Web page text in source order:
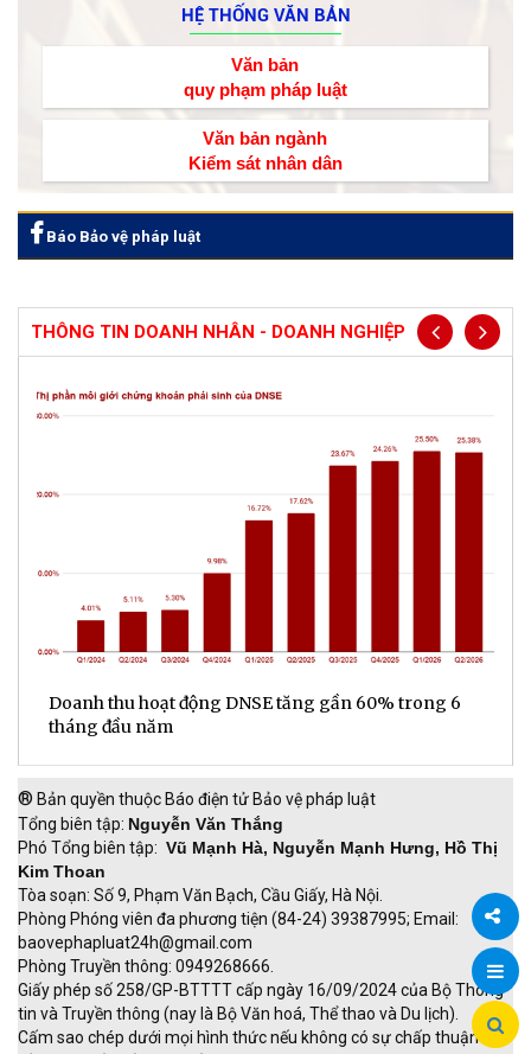
Chia
HỆ THỐNG VĂN BẢN
Văn bản
quy phạm pháp luật
Văn bản ngành
Kiểm sát nhân dân
Báo Bảo vệ pháp luật
THÔNG TIN DOANH NHÂN - DOANH NGHIỆP
Doanh thu hoạt động DNSE tăng gần 60% trong 6
tháng đầu năm
® Bản quyền thuộc Báo điện tử Bảo vệ pháp luật
Tổng biên tập: Nguyễn Văn Thắng
Phó Tổng biên tập: Vũ Mạnh Hà, Nguyễn Mạnh Hưng, Hồ Thị
Kim Thoan
Tòa soạn: Số 9, Phạm Văn Bạch, Cầu Giấy, Hà Nội.
Phòng Phóng viên đa phương tiện (84-24) 39387995; Email:
baovephapluat24h@gmail.com
Phòng Truyền thông: 0949268666.
Giấy phép số 258/GP-BTTTT cấp ngày 16/09/2024 của Bộ Thông
tin và Truyền thông (nay là Bộ Văn hoá, Thể thao và Du lịch).
Cấm sao chép dưới mọi hình thức nếu không có sự chấp thuận